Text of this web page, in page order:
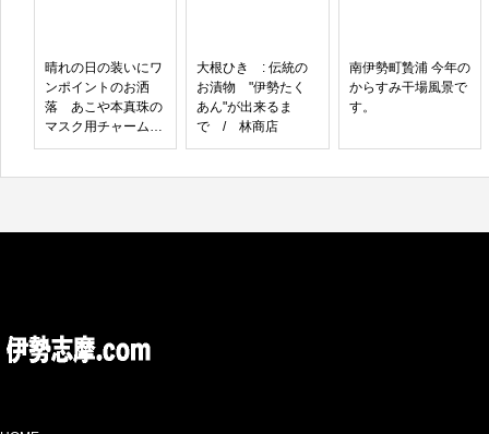
晴れの日の装いにワ
ンポイントのお洒
落 あこや本真珠の
マスク用チャームが
キラリ
大根ひき : 伝統の
お漬物 "伊勢たく
あん"が出来るま
で / 林商店
南伊勢町贄浦 今年の
からすみ干場風景で
す。